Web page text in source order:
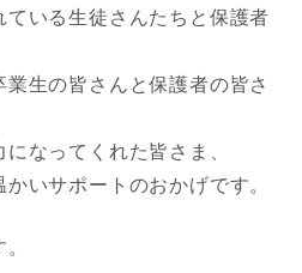
いる生徒さんたちと保護者
生の皆さんと保護者の皆さ
なってくれた皆さま、
いサポートのおかげです。